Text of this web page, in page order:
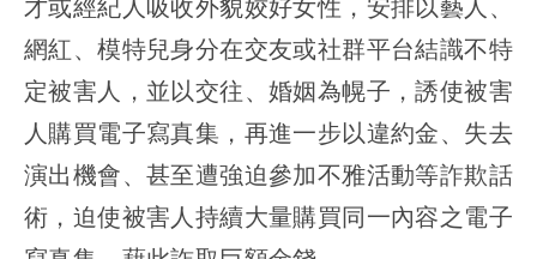
網紅、模特兒身分在交友或社群平台結識不特
定被害人，並以交往、婚姻為幌子，誘使被害
人購買電子寫真集，再進一步以違約金、失去
演出機會、甚至遭強迫參加不雅活動等詐欺話
術，迫使被害人持續大量購買同一內容之電子